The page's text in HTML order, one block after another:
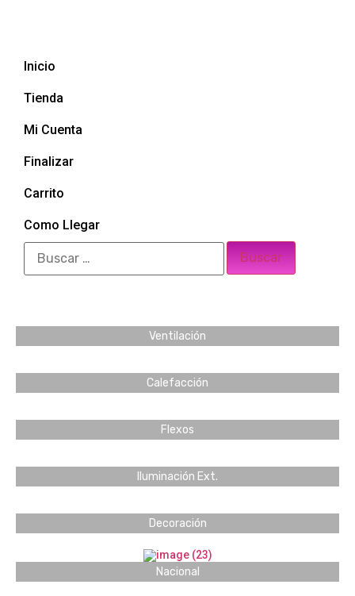
Inicio
Tienda
Mi Cuenta
Finalizar
Carrito
Como Llegar
Ventilación
Calefacción
Flexos
Iluminación Ext.
Decoración
Nacional